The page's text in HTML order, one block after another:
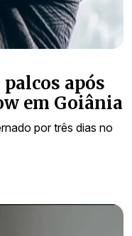
após
em Goiânia
por três dias no